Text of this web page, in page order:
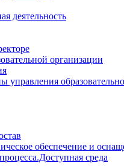
деятельность
организации
управления
обеспечение и
среда